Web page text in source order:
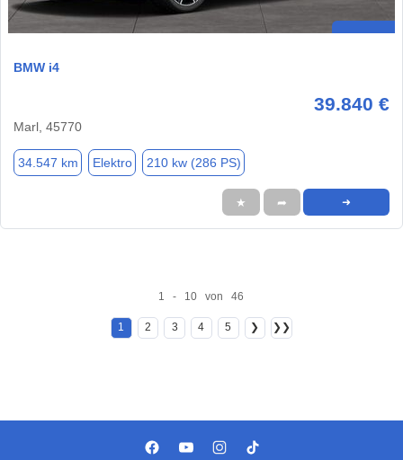
BMW i4
39.840 €
Marl, 45770
34.547 km Elektro 210 kw (286 PS)
★ ➦ ➜
1 - 10 von 46
1 2 3 4 5 ❯ ❯❯